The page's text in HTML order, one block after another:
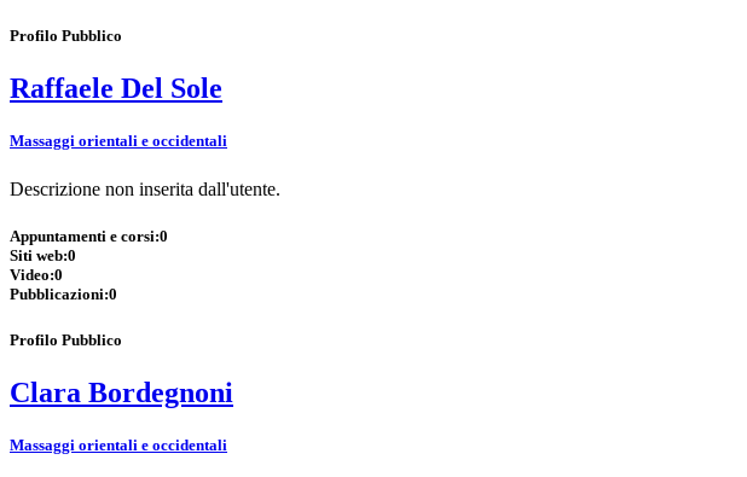
Profilo Pubblico
Raffaele Del Sole
Massaggi orientali e occidentali
Descrizione non inserita dall'utente.
Appuntamenti e corsi:0
Siti web:0
Video:0
Pubblicazioni:0
Profilo Pubblico
Clara Bordegnoni
Massaggi orientali e occidentali